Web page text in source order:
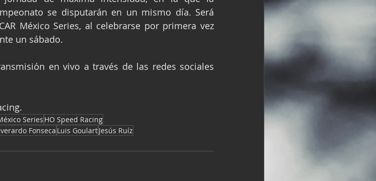
se disputarán en un mismo día. Será
México Series, al celebrarse por primera vez
un sábado.
en vivo a través de las redes sociales
Series HO Speed Racing
Fonseca Luis GoulartJesús Ruíz